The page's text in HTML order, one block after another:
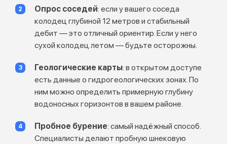
Опрос соседей: если у вашего соседа
колодец глубиной 12 метров и стабильный
дебит — это отличный ориентир. Если у него
сухой колодец летом — будьте осторожны.
Геологические карты: в открытом доступе
есть данные о гидрогеологических зонах. По
ним можно определить примерную глубину
водоносных горизонтов в вашем районе.
Пробное бурение: самый надёжный способ.
Специалисты делают пробную шнековую